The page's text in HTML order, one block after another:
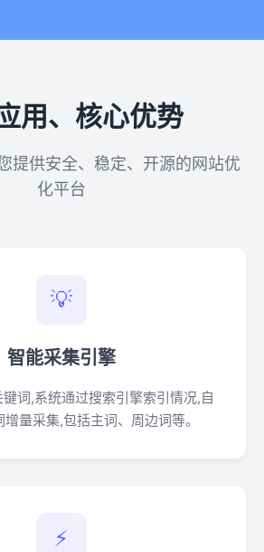
用、核心优势
提供安全、稳定、开源的网站优
化平台
💡
智能采集引擎
词,系统通过搜索引擎索引情况,自
量采集,包括主词、周边词等。
⚡